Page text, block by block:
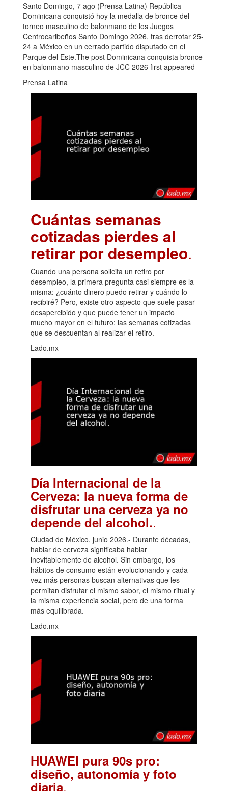
Santo Domingo, 7 ago (Prensa Latina) República
Dominicana conquistó hoy la medalla de bronce del
torneo masculino de balonmano de los Juegos
Centrocaribeños Santo Domingo 2026, tras derrotar 25-
24 a México en un cerrado partido disputado en el
Parque del Este.The post Dominicana conquista bronce
en balonmano masculino de JCC 2026 first appeared
Prensa Latina
Cuántas semanas
cotizadas pierdes al
retirar por desempleo.
Cuando una persona solicita un retiro por
desempleo, la primera pregunta casi siempre es la
misma: ¿cuánto dinero puedo retirar y cuándo lo
recibiré? Pero, existe otro aspecto que suele pasar
desapercibido y que puede tener un impacto
mucho mayor en el futuro: las semanas cotizadas
que se descuentan al realizar el retiro.
Lado.mx
Día Internacional de la
Cerveza: la nueva forma de
disfrutar una cerveza ya no
depende del alcohol..
Ciudad de México, junio 2026.- Durante décadas,
hablar de cerveza significaba hablar
inevitablemente de alcohol. Sin embargo, los
hábitos de consumo están evolucionando y cada
vez más personas buscan alternativas que les
permitan disfrutar el mismo sabor, el mismo ritual y
la misma experiencia social, pero de una forma
más equilibrada.
Lado.mx
HUAWEI pura 90s pro:
diseño, autonomía y foto
diaria.